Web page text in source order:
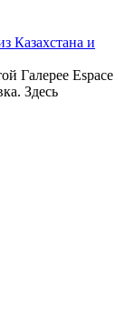
Казахстана и
Галерее Espace
Здесь